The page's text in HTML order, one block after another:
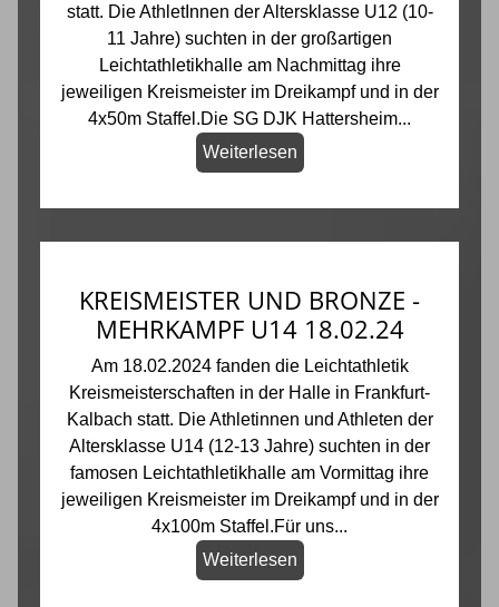
statt. Die AthletInnen der Altersklasse U12 (10-
11 Jahre) suchten in der großartigen
Leichtathletikhalle am Nachmittag ihre
jeweiligen Kreismeister im Dreikampf und in der
4x50m Staffel.Die SG DJK Hattersheim...
Weiterlesen
KREISMEISTER UND BRONZE -
MEHRKAMPF U14 18.02.24
Am 18.02.2024 fanden die Leichtathletik
Kreismeisterschaften in der Halle in Frankfurt-
Kalbach statt. Die Athletinnen und Athleten der
Altersklasse U14 (12-13 Jahre) suchten in der
famosen Leichtathletikhalle am Vormittag ihre
jeweiligen Kreismeister im Dreikampf und in der
4x100m Staffel.Für uns...
Weiterlesen